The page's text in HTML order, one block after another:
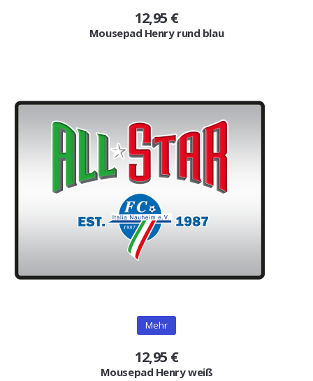
12,95 €
Mousepad Henry rund blau
Mehr
12,95 €
Mousepad Henry weiß